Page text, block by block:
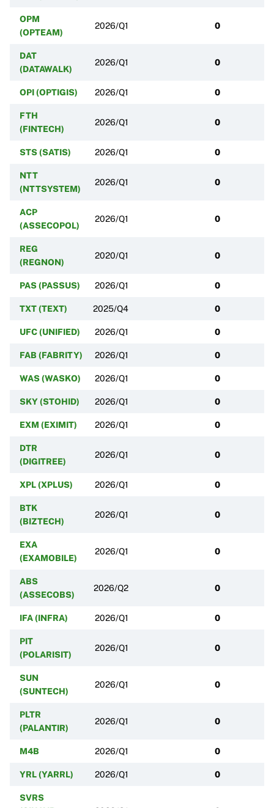
OPM
(OPTEAM)
2026/Q1 0
DAT
(DATAWALK)
2026/Q1 0
OPI (OPTIGIS) 2026/Q1 0
FTH
(FINTECH)
2026/Q1 0
STS (SATIS) 2026/Q1 0
NTT
(NTTSYSTEM)
2026/Q1 0
ACP
(ASSECOPOL)
2026/Q1 0
REG
(REGNON)
2020/Q1 0
PAS (PASSUS) 2026/Q1 0
TXT (TEXT) 2025/Q4 0
UFC (UNIFIED) 2026/Q1 0
FAB (FABRITY) 2026/Q1 0
WAS (WASKO) 2026/Q1 0
SKY (STOHID) 2026/Q1 0
EXM (EXIMIT) 2026/Q1 0
DTR
(DIGITREE)
2026/Q1 0
XPL (XPLUS) 2026/Q1 0
BTK
(BIZTECH)
2026/Q1 0
EXA
(EXAMOBILE)
2026/Q1 0
ABS
(ASSECOBS)
2026/Q2 0
IFA (INFRA) 2026/Q1 0
PIT
(POLARISIT)
2026/Q1 0
SUN
(SUNTECH)
2026/Q1 0
PLTR
(PALANTIR)
2026/Q1 0
M4B 2026/Q1 0
YRL (YARRL) 2026/Q1 0
SVRS